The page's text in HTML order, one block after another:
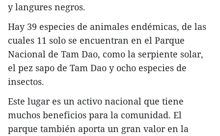
y langures negros.
Hay 39 especies de animales endémicas, de las
cuales 11 solo se encuentran en el Parque
Nacional de Tam Dao, como la serpiente solar,
el pez sapo de Tam Dao y ocho especies de
insectos.
Este lugar es un activo nacional que tiene
muchos beneficios para la comunidad. El
parque también aporta un gran valor en la